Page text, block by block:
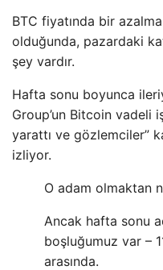
BTC fiyatında bir azalma
olduğunda, pazardaki
şey vardır.
Hafta sonu boyunca
Group’un Bitcoin vadeli
yarattı ve gözlemciler”
izliyor.
O adam olmaktan
Ancak hafta sonu
boşluğumuz var –
arasında.